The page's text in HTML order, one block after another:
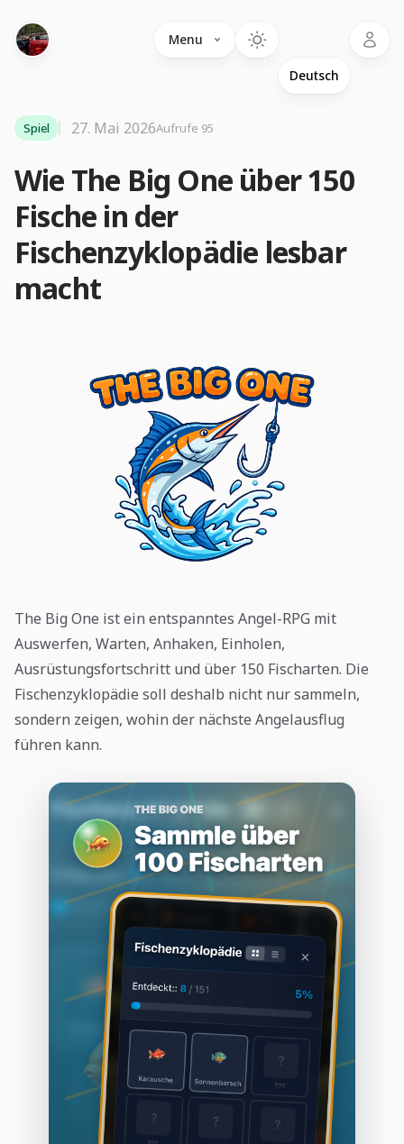
Menu
Wie The Big One über 150
Fische in der
Fischenzyklopädie lesbar
macht
Spiel 27. Mai 2026Aufrufe 95
The Big One ist ein entspanntes Angel-RPG mit
Auswerfen, Warten, Anhaken, Einholen,
Ausrüstungsfortschritt und über 150 Fischarten. Die
Fischenzyklopädie soll deshalb nicht nur sammeln,
sondern zeigen, wohin der nächste Angelausflug
führen kann.